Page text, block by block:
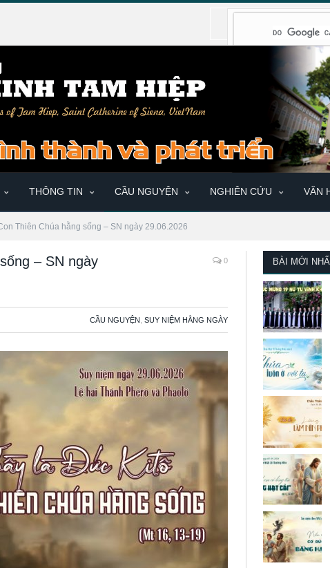
THÔNG TIN CẦU NGUYỆN NGHIÊN CỨU VĂN
Thiên Chúa hằng sống – SN ngày 29.06.2026
– SN ngày
0
CẦU NGUYỆN SUY NIỆM HẰNG NGÀY
BÀI MỚI